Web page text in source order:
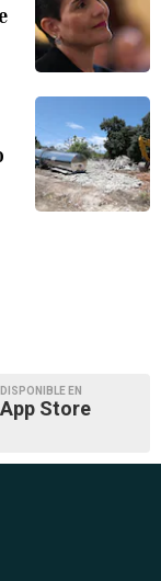
DISPONIBLE EN
App Store